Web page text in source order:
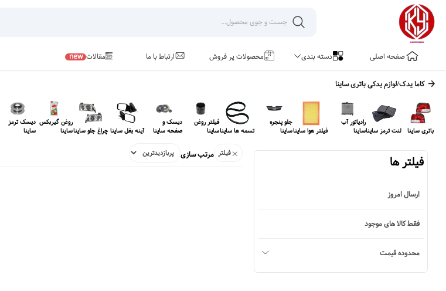
صفحه اصلی دسته بندی محصولات پر فروش ارتباط با ما مقالات new
کاما یدک/لوازم یدکیباتری ساینا
باتری ساینا لنت ترمز ساینا
رادیاتور آب
ساینا
فیلتر هوا ساینا
جلو پنجره
ساینا
تسمه ها ساینا
فیلتر روغن
ساینا
دیسک و
صفحه ساینا
آینه بغل ساینا چراغ جلو ساینا
روغن گیربکس
ساینا
دیسک ترمز
ساینا
فیلتر ها
ارسال امروز
فقط کالا های موجود
محدوده قیمت
فیلتر مرتب سازی